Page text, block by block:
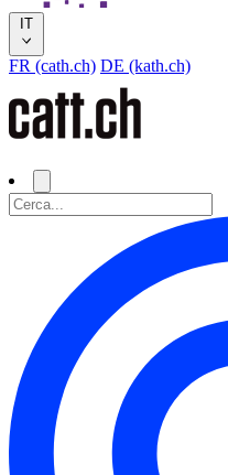
IT
FR (cath.ch) DE (kath.ch)